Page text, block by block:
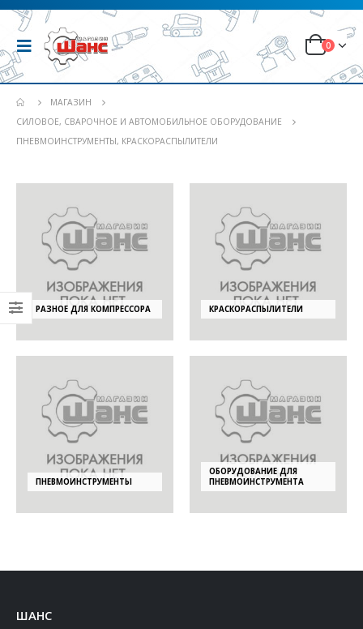
0
МАГАЗИН
СИЛОВОЕ, СВАРОЧНОЕ И АВТОМОБИЛЬНОЕ ОБОРУДОВАНИЕ
ПНЕВМОИНСТРУМЕНТЫ, КРАСКОРАСПЫЛИТЕЛИ
РАЗНОЕ ДЛЯ КОМПРЕССОРА КРАСКОРАСПЫЛИТЕЛИ
ПНЕВМОИНСТРУМЕНТЫ
ОБОРУДОВАНИЕ ДЛЯ
ПНЕВМОИНСТРУМЕНТА
ШАНС